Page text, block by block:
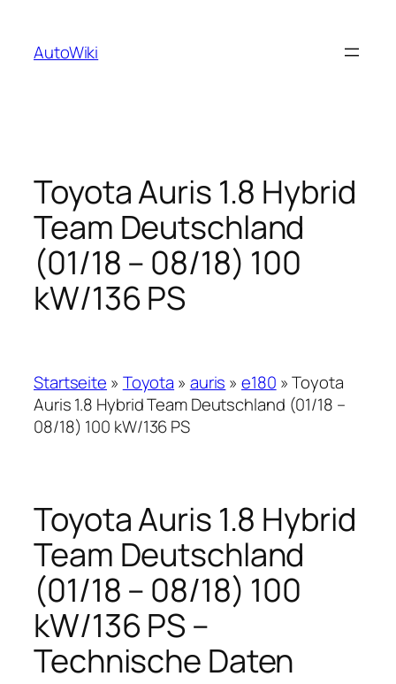
springen
AutoWiki
Toyota Auris 1.8 Hybrid
Team Deutschland
(01/18 – 08/18) 100
kW/136 PS
Startseite » Toyota » auris »e180 »Toyota
Auris 1.8 Hybrid Team Deutschland (01/18 –
08/18) 100 kW/136 PS
Toyota Auris 1.8 Hybrid
Team Deutschland
(01/18 – 08/18) 100
kW/136 PS –
Technische Daten